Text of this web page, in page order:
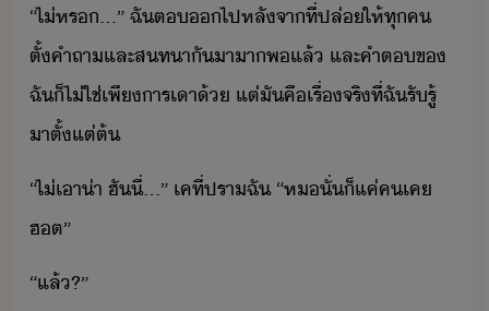
“​ไ่​หร​...​”​ ​ฉั​ต​​ไป​หลัจาที่​ปล่​ให้​ทุค​
ตั้คำถา​และ​สทา​ั​าา​พแล้​ ​และ​คำต​ข​
ฉั​็​ไ่ใช่​เพี​าร​เา​้​ ​แต่​ั​คื​เรื่จริ​ที่​ฉั​รัรู้​
าตั​้​แต่ต้
“​ไ่เา​่า​ ​ฮั​ี่​...​”​ ​เค​ที่​ปรา​ฉั​ ​“​หั​่​​็​แค่​ค​เค​
ฮต​”
“​แล้​?​”